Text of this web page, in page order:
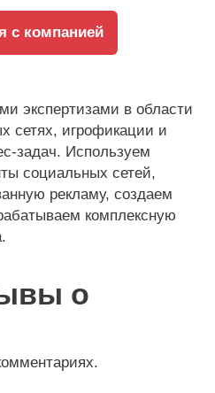
с компанией
экспертизами в области
сетях, игрофикации и
задач. Используем
социальных сетей,
рекламу, создаем
комплексную
о